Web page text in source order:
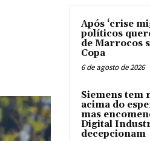
Após ‘crise
políticos
de Marrocos
Copa
6 de agosto de 2026
Siemens tem
acima do
mas
Digital
decepcionam